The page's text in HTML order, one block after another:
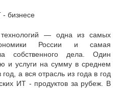
- бизнесе
— одна из самых
России и самая
собственного дела. Один
и услуги на сумму в среднем
а вся отрасль из года в год
ИТ - продуктов за рубеж. В